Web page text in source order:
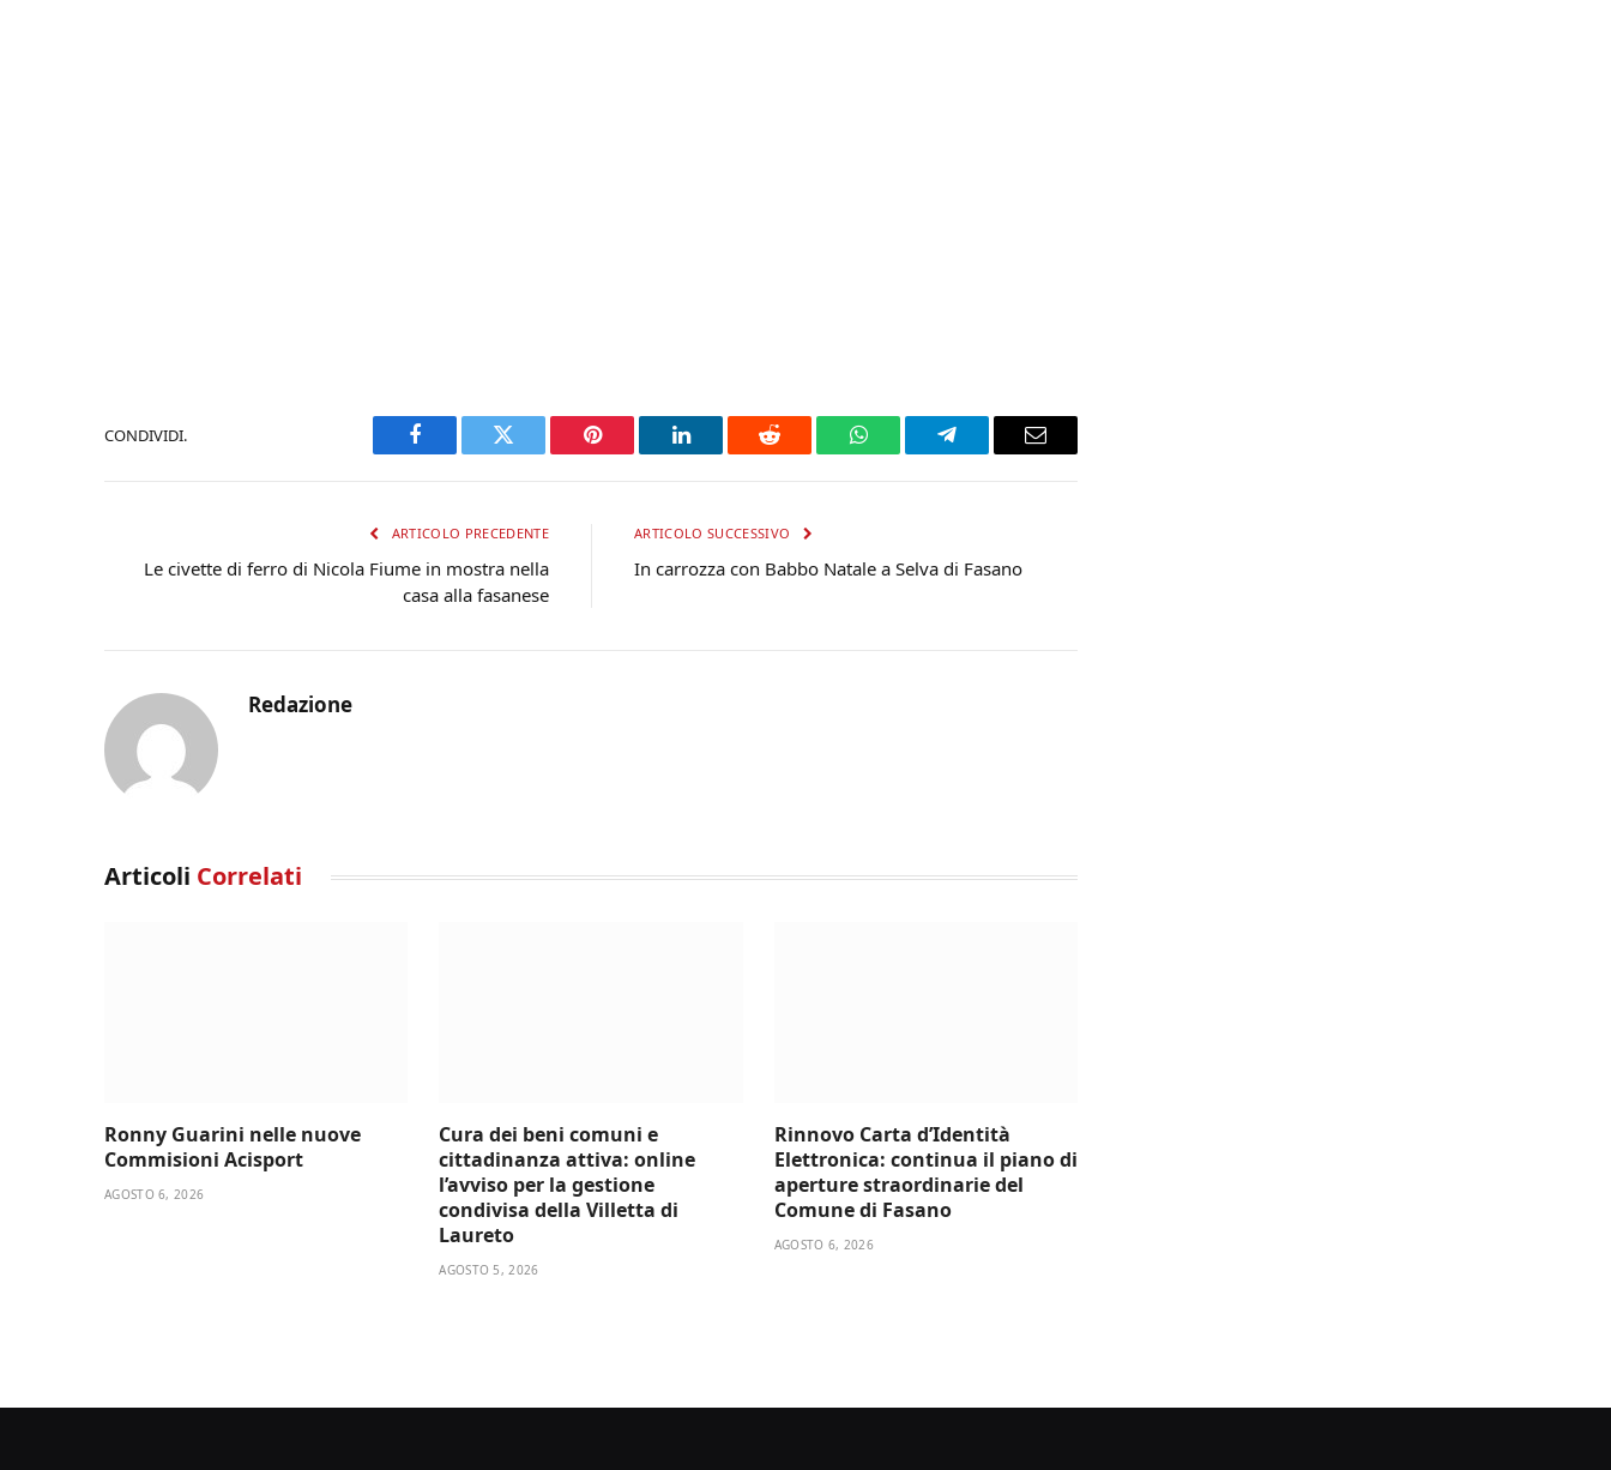
CONDIVIDI.
Facebook Twitter Pinterest LinkedIn Reddit WhatsAppTelegram Email
ARTICOLO PRECEDENTE
Le civette di ferro di Nicola Fiume in mostra nella
casa alla fasanese
ARTICOLO SUCCESSIVO
In carrozza con Babbo Natale a Selva di Fasano
Redazione
Articoli Correlati
Ronny Guarini nelle nuove
Commisioni Acisport
AGOSTO 6, 2026
Cura dei beni comuni e
cittadinanza attiva: online
l’avviso per la gestione
condivisa della Villetta di
Laureto
AGOSTO 5, 2026
Rinnovo Carta d’Identità
Elettronica: continua il piano di
aperture straordinarie del
Comune di Fasano
AGOSTO 6, 2026